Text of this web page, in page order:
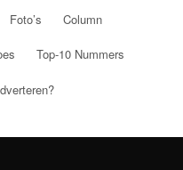
Foto’s Column
Top-10 Nummers